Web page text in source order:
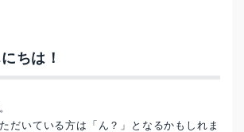
ちは！
だいている方は「ん？」となるかもしれま